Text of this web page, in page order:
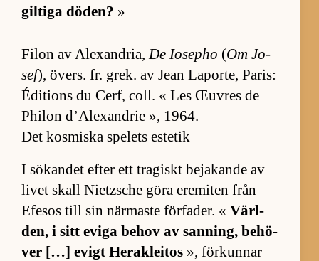
gil­tiga dö­den? »
Fi­lon av Alex­and­ria,De Io­sepho (Om Jo­
sef), övers. fr. grek. av Jean La­por­te, Pa­ris:
Édi­tions du Cerf, coll. « Les Œuv­res de
Phi­lon d’A­lex­and­rie », 1964.
Det kosmiska spelets estetik
I sö­kan­det ef­ter ett tra­giskt be­ja­kande av
li­vet skall Nietz­sche göra ere­mi­ten från
Efe­sos till sin när­maste för­fa­der. « Värl­
den, i sitt eviga be­hov av san­ning, be­hö­
ver […] evigt Herak­le­i­tos », för­kun­nar